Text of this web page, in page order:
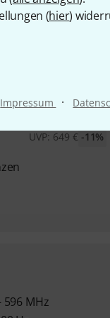
(hier)
Impressum ·
579 €
UVP: 649 € -11%
MHz